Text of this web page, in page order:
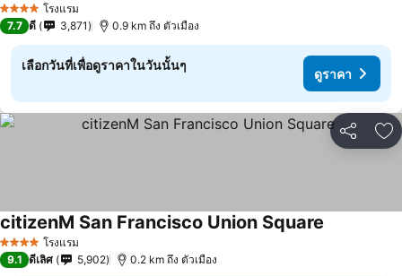
4 ดาว โรงแรม
7.7 ดี 3,871 0.9 km ถึง ตัวเมือง
เลือกวันที่เพื่อดูราคาในวันนั้นๆ
ดูราคา
แชร์ เ
4 ดาว โรงแรม
citizenM San Francisco Union Square
9.1 ดีเลิศ 5,902 0.2 km ถึง ตัวเมือง